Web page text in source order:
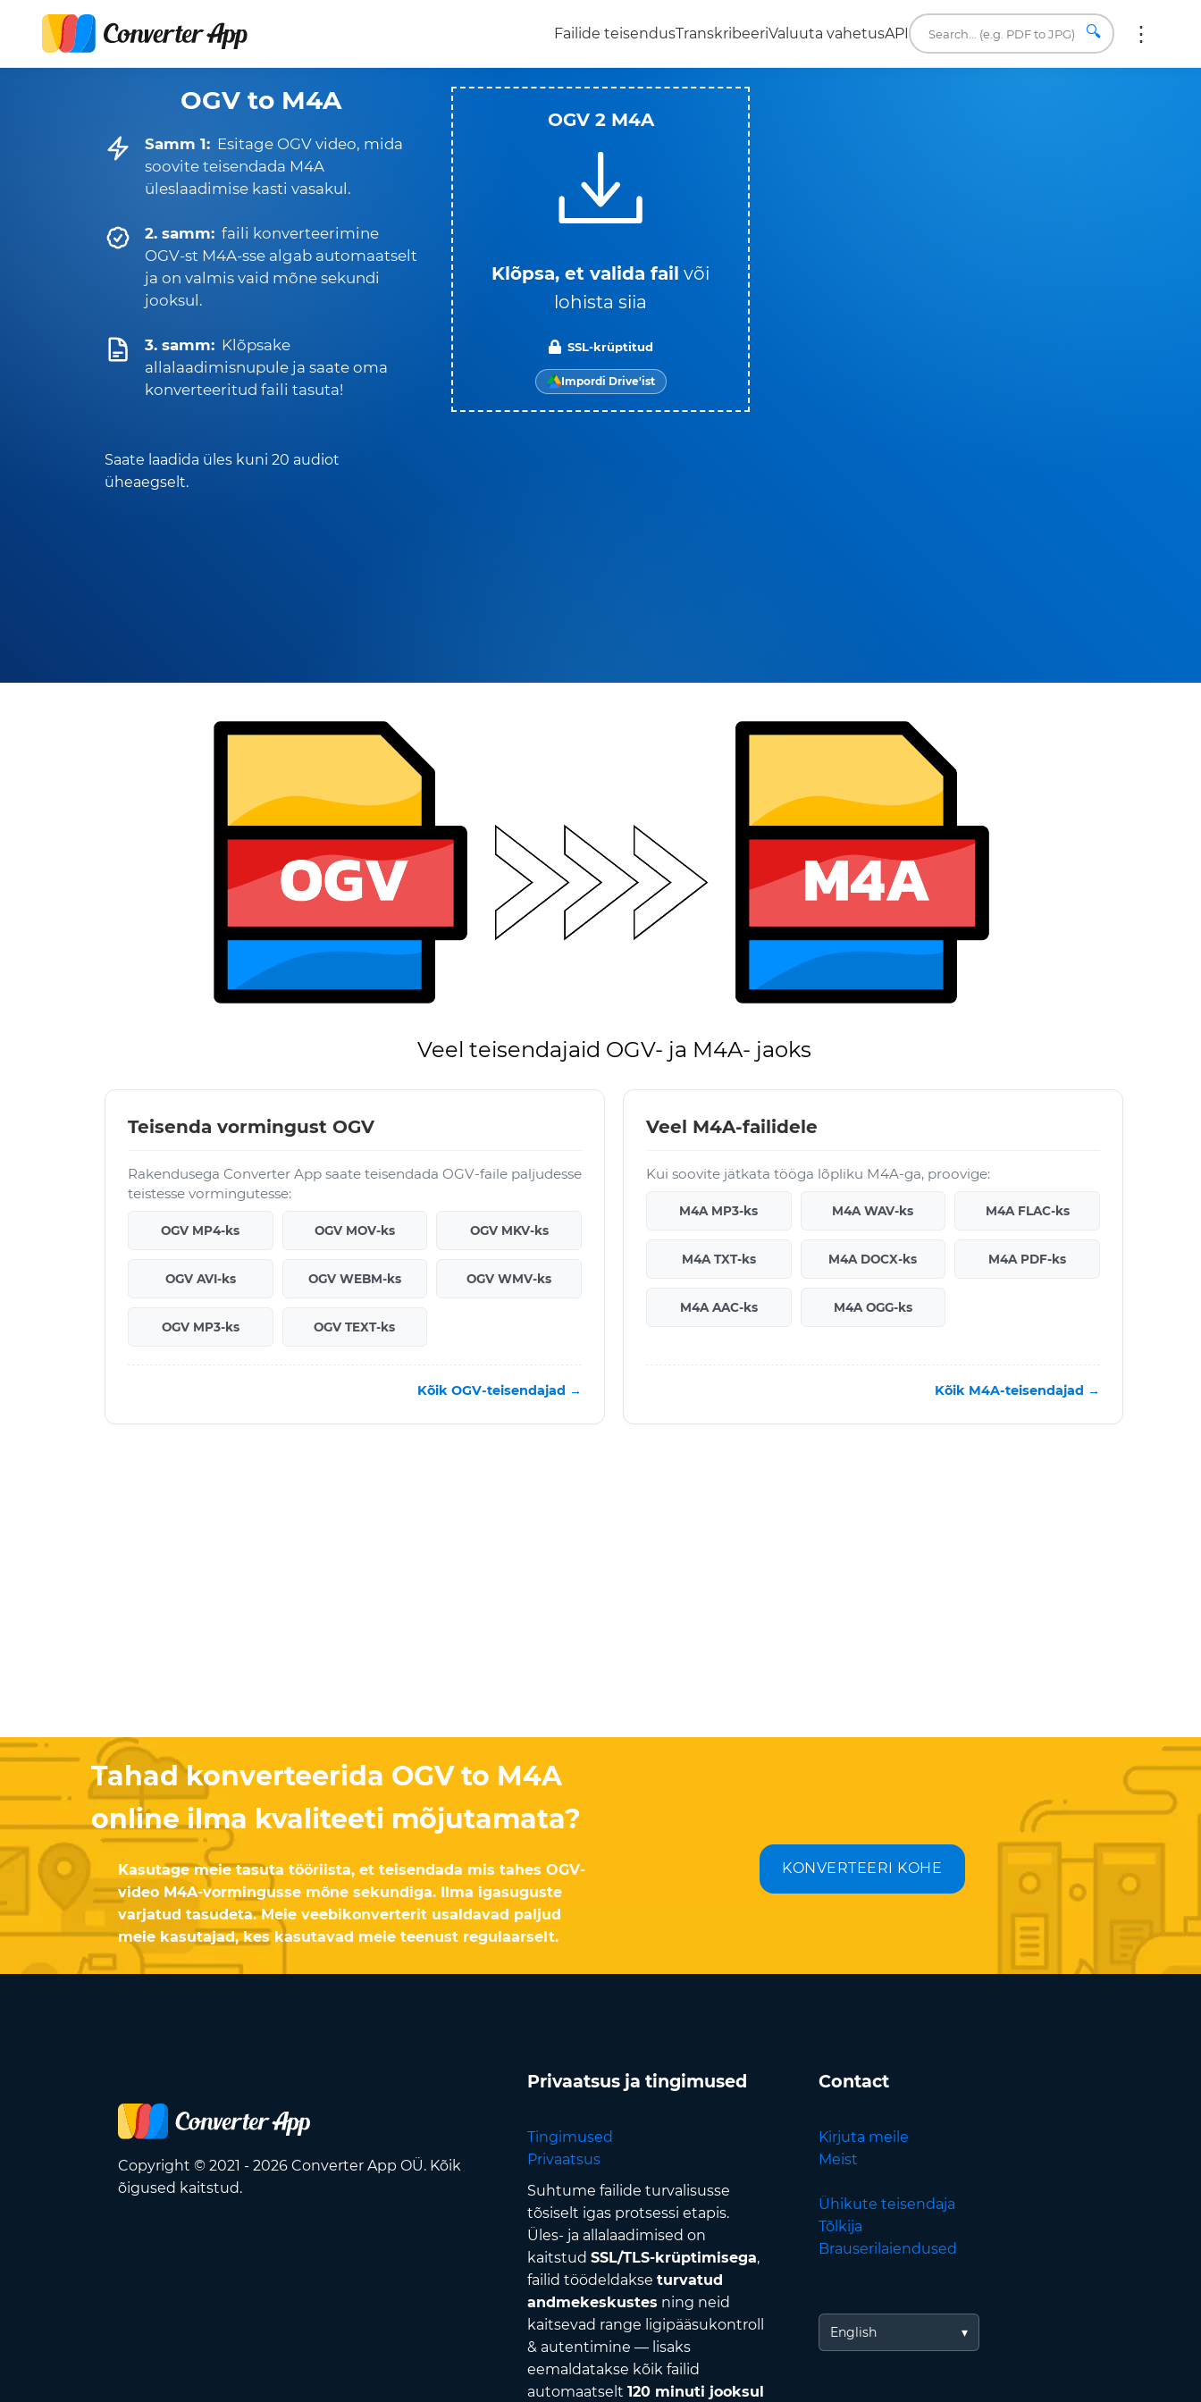
Failide teisendusTranskribeeriValuuta vahetusAPI 🔍
OGV to M4A
Samm 1: Esitage OGV video, mida
soovite teisendada M4A
üleslaadimise kasti vasakul.
2. samm: faili konverteerimine
OGV-st M4A-sse algab automaatselt
ja on valmis vaid mõne sekundi
jooksul.
3. samm: Klõpsake
allalaadimisnupule ja saate oma
konverteeritud faili tasuta!
Saate laadida üles kuni 20 audiot
üheaegselt.
OGV 2 M4A
Klõpsa, et valida fail või
lohista siia
SSL-krüptitud
Impordi Drive'ist
Veel teisendajaid OGV- ja M4A- jaoks
Teisenda vormingust OGV
Rakendusega Converter App saate teisendada OGV-faile paljudesse
teistesse vormingutesse:
OGV MP4-ks OGV MOV-ks OGV MKV-ks
OGV AVI-ks OGV WEBM-ks OGV WMV-ks
OGV MP3-ks OGV TEXT-ks
Kõik OGV-teisendajad →
Veel M4A-failidele
Kui soovite jätkata tööga lõpliku M4A-ga, proovige:
M4A MP3-ks M4A WAV-ks M4A FLAC-ks
M4A TXT-ks M4A DOCX-ks M4A PDF-ks
M4A AAC-ks M4A OGG-ks
Kõik M4A-teisendajad →
Tahad konverteerida OGV to M4A
online ilma kvaliteeti mõjutamata?
Kasutage meie tasuta tööriista, et teisendada mis tahes OGV-
video M4A-vormingusse mõne sekundiga. Ilma igasuguste
varjatud tasudeta. Meie veebikonverterit usaldavad paljud
meie kasutajad, kes kasutavad meie teenust regulaarselt.
KONVERTEERI KOHE
Copyright © 2021 - 2026 Converter App OÜ. Kõik
õigused kaitstud.
Privaatsus ja tingimused
Tingimused
Privaatsus
Suhtume failide turvalisusse
tõsiselt igas protsessi etapis.
Üles- ja allalaadimised on
kaitstud SSL/TLS-krüptimisega,
failid töödeldakse turvatud
andmekeskustes ning neid
kaitsevad range ligipääsukontroll
& autentimine — lisaks
eemaldatakse kõik failid
automaatselt 120 minuti jooksul
Contact
Kirjuta meile
Meist
Ühikute teisendaja
Tõlkija
Brauserilaiendused
English